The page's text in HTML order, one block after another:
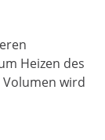
Heizen des
wird